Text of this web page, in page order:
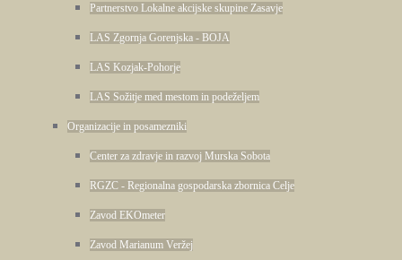
Partnerstvo Lokalne akcijske skupine Zasavje
LAS Zgornja Gorenjska - BOJA
LAS Kozjak-Pohorje
LAS Sožitje med mestom in podeželjem
Organizacije in posamezniki
Center za zdravje in razvoj Murska Sobota
RGZC - Regionalna gospodarska zbornica Celje
Zavod EKOmeter
Zavod Marianum Veržej